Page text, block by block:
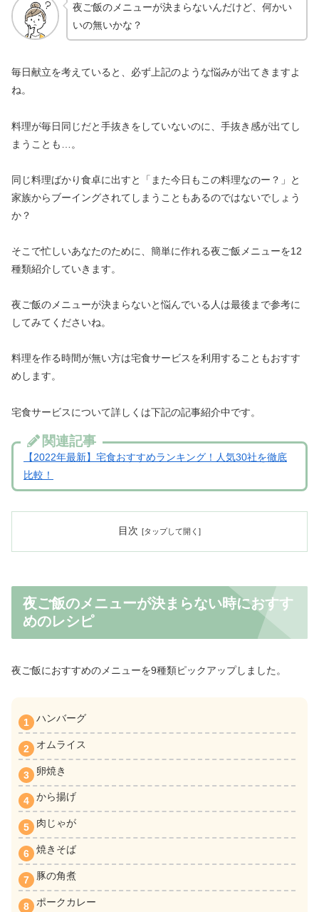
夜ご飯のメニューが決まらないんだけど、何かい
いの無いかな？
毎日献立を考えていると、必ず上記のような悩みが出てきますよ
ね。
料理が毎日同じだと手抜きをしていないのに、手抜き感が出てし
まうことも…。
同じ料理ばかり食卓に出すと「また今日もこの料理なのー？」と
家族からブーイングされてしまうこともあるのではないでしょう
か？
そこで忙しいあなたのために、簡単に作れる夜ご飯メニューを12
種類紹介していきます。
夜ご飯のメニューが決まらないと悩んでいる人は最後まで参考に
してみてくださいね。
料理を作る時間が無い方は宅食サービスを利用することもおすす
めします。
宅食サービスについて詳しくは下記の記事紹介中です。
関連記事
【2022年最新】宅食おすすめランキング！人気30社を徹底
比較！
目次
夜ご飯のメニューが決まらない時におすす
めのレシピ
夜ご飯におすすめのメニューを9種類ピックアップしました。
ハンバーグ
オムライス
卵焼き
から揚げ
肉じゃが
焼きそば
豚の角煮
ポークカレー